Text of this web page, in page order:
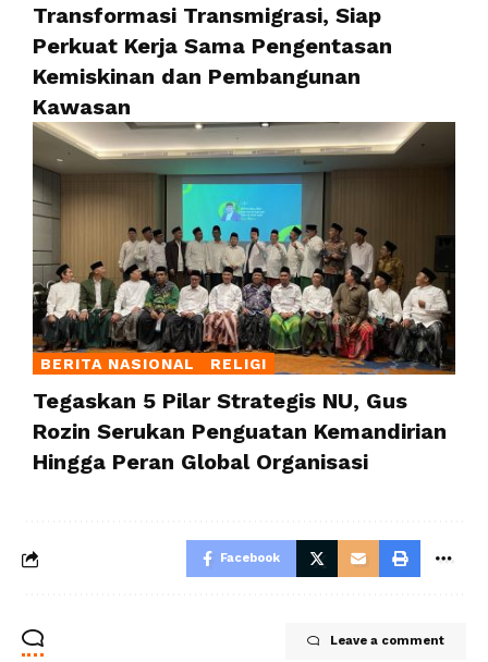
Transformasi Transmigrasi, Siap
Perkuat Kerja Sama Pengentasan
Kemiskinan dan Pembangunan
Kawasan
BERITA NASIONAL RELIGI
Tegaskan 5 Pilar Strategis NU, Gus
Rozin Serukan Penguatan Kemandirian
Hingga Peran Global Organisasi
Facebook
Leave a comment